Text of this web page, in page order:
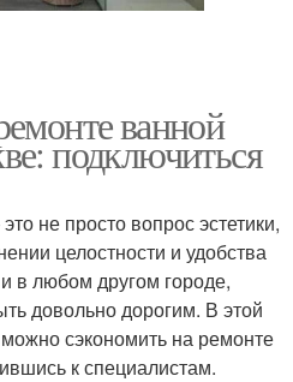
ванной
подключиться
не просто вопрос эстетики,
целостности и удобства
в любом другом городе,
довольно дорогим. В этой
сэкономить на ремонте
к специалистам.